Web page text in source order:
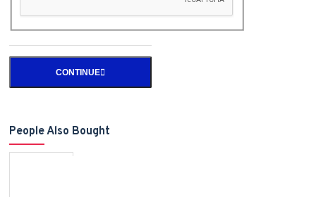
CONTINUE
People Also Bought